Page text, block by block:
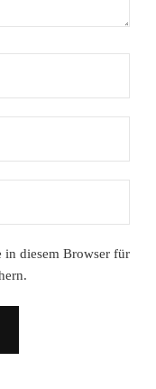
in diesem Browser für